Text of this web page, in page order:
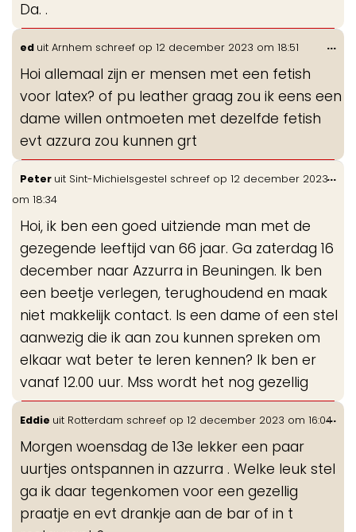
Da. .
ed uit Arnhem schreef op 12 december 2023 om 18:51
Hoi allemaal zijn er mensen met een fetish
voor latex? of pu leather graag zou ik eens een
dame willen ontmoeten met dezelfde fetish
evt azzura zou kunnen grt
...
Peter uit Sint-Michielsgestel schreef op 12 december 2023
om 18:34
Hoi, ik ben een goed uitziende man met de
gezegende leeftijd van 66 jaar. Ga zaterdag 16
december naar Azzurra in Beuningen. Ik ben
een beetje verlegen, terughoudend en maak
niet makkelijk contact. Is een dame of een stel
aanwezig die ik aan zou kunnen spreken om
elkaar wat beter te leren kennen? Ik ben er
vanaf 12.00 uur. Mss wordt het nog gezellig
...
Eddie uit Rotterdam schreef op 12 december 2023 om 16:04
Morgen woensdag de 13e lekker een paar
uurtjes ontspannen in azzurra . Welke leuk stel
ga ik daar tegenkomen voor een gezellig
praatje en evt drankje aan de bar of in t
...